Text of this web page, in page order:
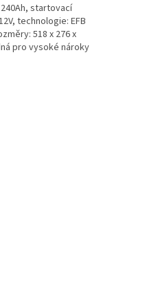
startovací
technologie: EFB
518 x 276 x
pro vysoké nároky